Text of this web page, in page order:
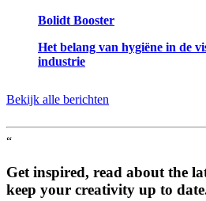
Bolidt Booster
Het belang van hygiëne in de
industrie
Bekijk alle berichten
“
Get inspired, read about the
keep your creativity up to